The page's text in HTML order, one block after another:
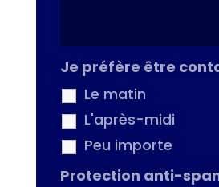
Je préfère être
Le matin
L'après-midi
Peu importe
Protection anti-